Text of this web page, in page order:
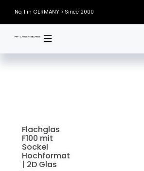
content
No. 1 in GERMANY > Since 2000
Flachglas
F100 mit
Sockel
Hochformat
| 2D Glas